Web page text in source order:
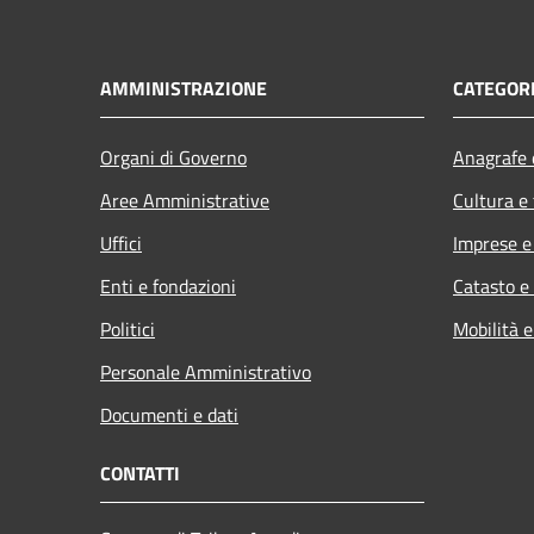
AMMINISTRAZIONE
Organi di Governo
Aree Amministrative
Uffici
Enti e fondazioni
Politici
Personale Amministrativo
Documenti e dati
Cultura
Imprese
Catasto
Mobilità
CONTATTI